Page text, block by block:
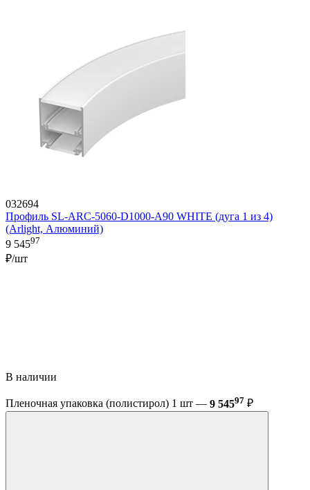
032694
Профиль SL-ARC-5060-D1000-A90 WHITE (дуга 1 из 4)
(Arlight, Алюминий)
9 54597
₽/шт
В наличии
Пленочная упаковка (полистирол) 1 шт — 9 54597 ₽